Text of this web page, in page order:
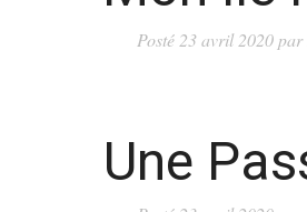
Posté 23 avril 2020 par
Une